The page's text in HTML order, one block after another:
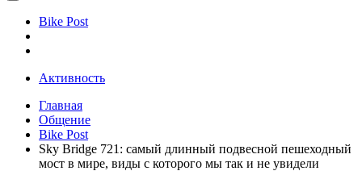
Bike Post
Активность
Главная
Общение
Bike Post
Sky Bridge 721: самый длинный подвесной пешеходный
мост в мире, виды с которого мы так и не увидели